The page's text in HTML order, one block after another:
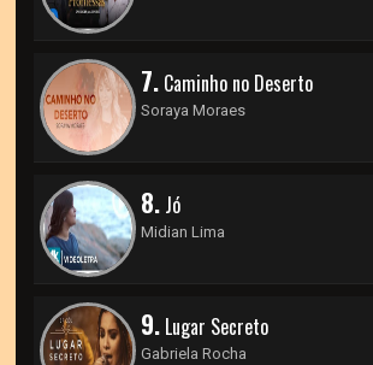
7. Caminho no Deserto
Soraya Moraes
8. Jó
Midian Lima
9. Lugar Secreto
Gabriela Rocha